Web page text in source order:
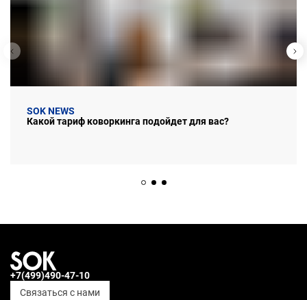
SOK NEWS
Какой тариф коворкинга подойдет для вас?
+7(499)490-47-10
Связаться с нами